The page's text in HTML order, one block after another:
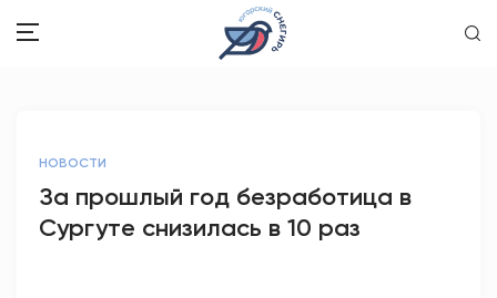
ОБРАЗОВАНИЕ
НОВОСТИ
За прошлый год безработица в
Сургуте снизилась в 10 раз